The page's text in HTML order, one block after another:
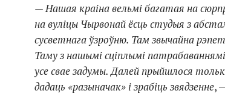
— Нашая краіна вельмі багатая на
на вуліцы Чырвонай ёсць студыя з
сусветнага ўзроўню. Там звычайна
Таму з нашымі сціплымі
усе свае задумы. Далей прыйшлося
дадаць «разыначак» і зрабіць звядзенне,